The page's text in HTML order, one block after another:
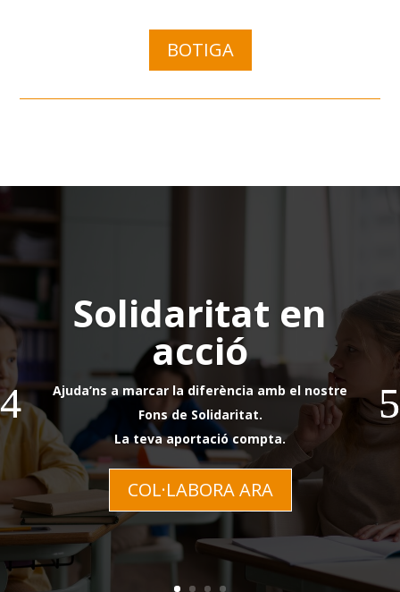
BOTIGA
Solidaritat en
acció
Ajuda’ns a marcar la diferència amb el nostre
Fons de Solidaritat.
La teva aportació compta.
COL·LABORA ARA